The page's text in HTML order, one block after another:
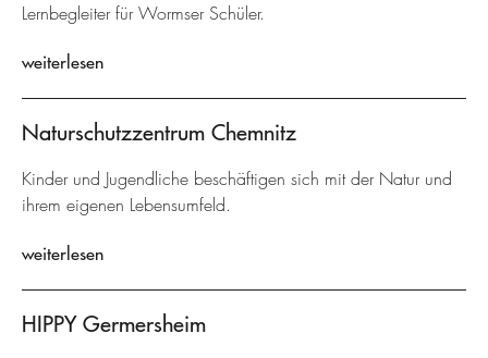
Lernbegleiter für Wormser Schüler.
weiterlesen
Naturschutzzentrum Chemnitz
Kinder und Jugendliche beschäftigen sich mit der Natur und
ihrem eigenen Lebensumfeld.
weiterlesen
HIPPY Germersheim